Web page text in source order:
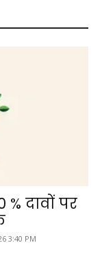
% दावों पर
3:40 PM